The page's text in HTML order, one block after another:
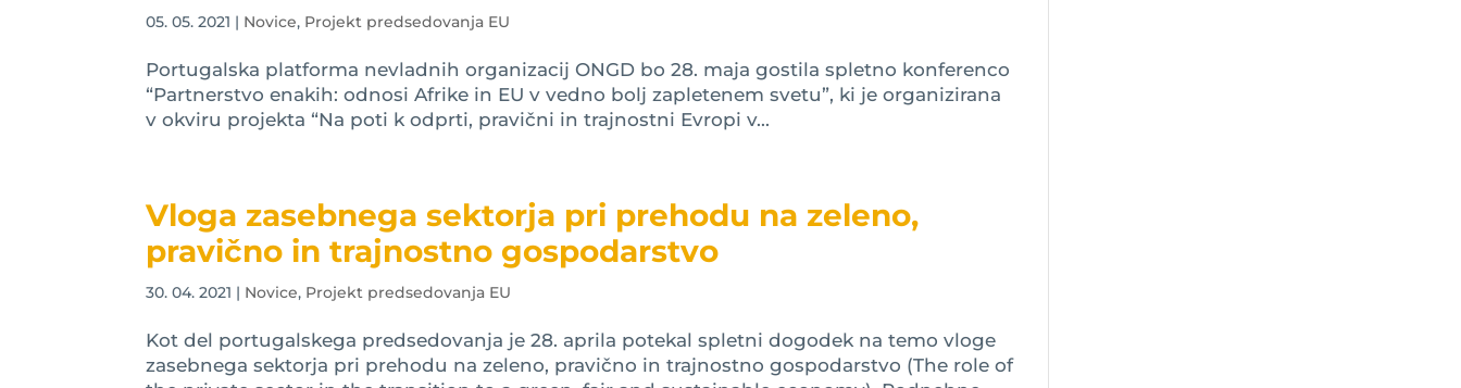
05. 05. 2021 | Novice, Projekt predsedovanja EU
Portugalska platforma nevladnih organizacij ONGD bo 28. maja gostila spletno konferenco
“Partnerstvo enakih: odnosi Afrike in EU v vedno bolj zapletenem svetu”, ki je organizirana
v okviru projekta “Na poti k odprti, pravični in trajnostni Evropi v...
Vloga zasebnega sektorja pri prehodu na zeleno,
pravično in trajnostno gospodarstvo
30. 04. 2021 | Novice, Projekt predsedovanja EU
Kot del portugalskega predsedovanja je 28. aprila potekal spletni dogodek na temo vloge
zasebnega sektorja pri prehodu na zeleno, pravično in trajnostno gospodarstvo (The role of